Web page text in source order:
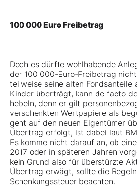
100 000 Euro Freibetrag
Doch es dürfte wohlhabende
der 100 000-Euro-Freibetrag
teilweise seine alten Fondsanteile
Kinder überträgt, kann de facto
hebeln, denn er gilt
verschenkten Wertpapiere als
geht auf den neuen Eigentümer
Übertrag erfolgt, ist dabei laut
Es komme nicht darauf an, ob
2017 oder in späteren Jahren
kein Grund also für überstürzte
Übertrag erwägt, sollte die
Schenkungssteuer beachten.